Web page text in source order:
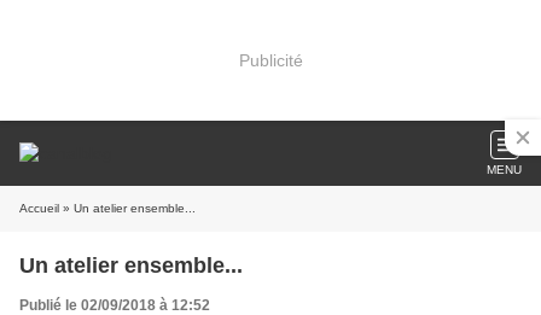
Publicité
MENU
Accueil » Un atelier ensemble...
Un atelier ensemble...
Publié le 02/09/2018 à 12:52